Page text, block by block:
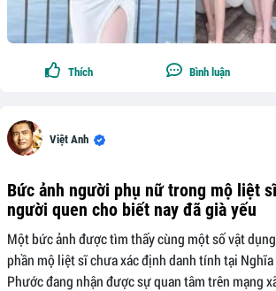
Thích Bình luận
Việt Anh
Bức ảnh người phụ nữ trong mộ liệt
người quen cho biết nay đã già yếu
Một bức ảnh được tìm thấy cùng một số vật
phần mộ liệt sĩ chưa xác định danh tính tại
Phước đang nhận được sự quan tâm trên mạng